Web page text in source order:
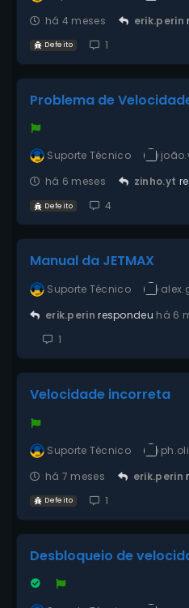
há 4 meses
erik.perin
Defeito 1
Problema de
Suporte Técnico
há 6 meses
zinho.yt
Defeito 4
Manual da JETMAX
Suporte Técnico
erik.perin respondeu há 6
1
Velocidade incorreta
Suporte Técnico
há 7 meses
erik.perin
Defeito 1